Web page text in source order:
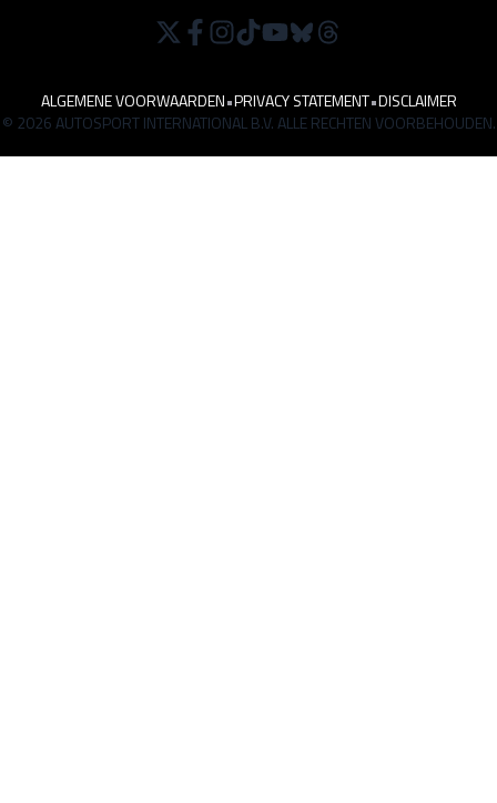
ALGEMENE VOORWAARDEN•PRIVACY STATEMENT•DISCLAIMER
© 2026 AUTOSPORT INTERNATIONAL B.V. ALLE RECHTEN VOORBEHOUDEN.